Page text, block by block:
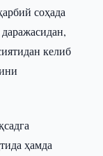
соҳада
келиб
ҳамда